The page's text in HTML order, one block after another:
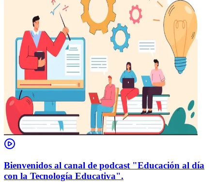
Bienvenidos al canal de podcast "Educación al día
con la Tecnología Educativa".